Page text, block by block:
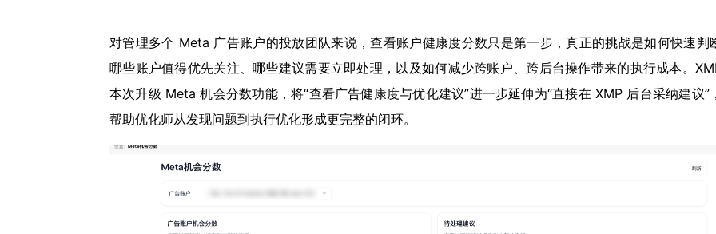
对管理多个 Meta 广告账户的投放团队来说，查看账户健康度分数只是第一步，真正的挑战是如何快速判
哪些账户值得优先关注、哪些建议需要立即处理，以及如何减少跨账户、跨后台操作带来的执行成本。
本次升级 Meta 机会分数功能，将“查看广告健康度与优化建议”进一步延伸为“直接在 XMP 后台采纳建议”，
帮助优化师从发现问题到执行优化形成更完整的闭环。